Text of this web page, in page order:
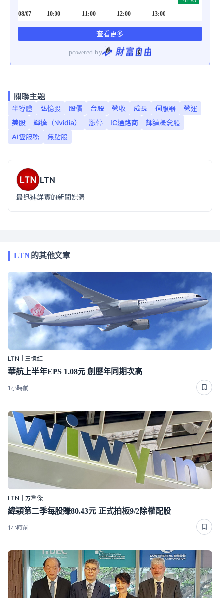
關聯主題
半導體 弘憶股 股價 台股 營收 成長 伺服器
營運
美股
輝達（Nvidia） 漲停 IC通路商
輝達概念股
AI雲服務
焦點股
LTN
最迅速詳實的新聞媒體
LTN的其他文章
LTN｜王憶紅
華航上半年EPS 1.08元 創歷年同期次高
1小時前
LTN｜方韋傑
緯穎第二季每股賺80.43元 正式拍板9/2除權配股
1小時前